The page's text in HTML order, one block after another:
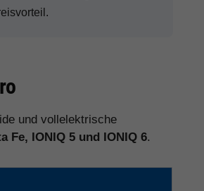
und vollelektrische
Fe, IONIQ 5 und IONIQ 6.